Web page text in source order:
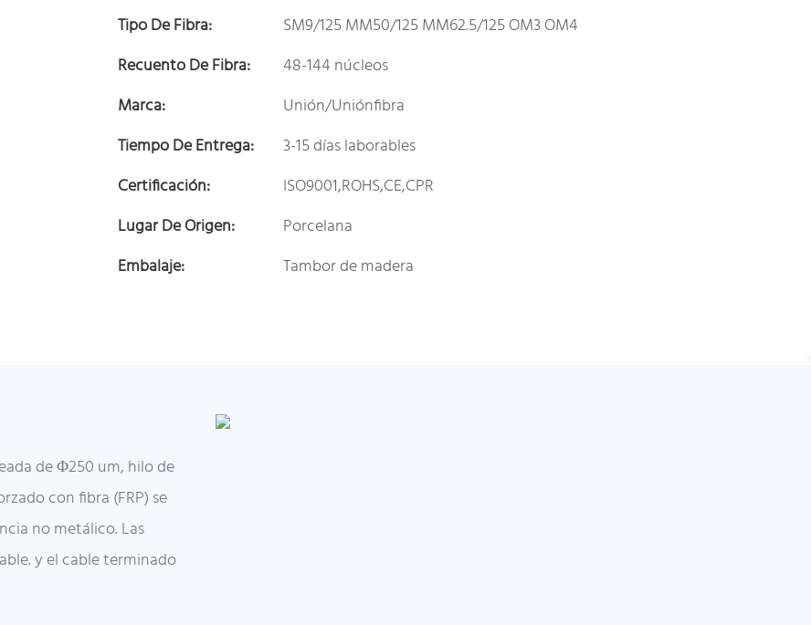
Tipo De Fibra:
SM9/125 MM50/125 MM62.5/125 OM3 OM4
Recuento De Fibra:
48-144 núcleos
Marca:
Unión/Uniónfibra
Tiempo De Entrega:
3-15 días laborables
Certificación:
ISO9001,ROHS,CE,CPR
Lugar De Origen:
Porcelana
Embalaje:
Tambor de madera
de Φ250 um, hilo de
con fibra (FRP) se
no metálico. Las
y el cable terminado